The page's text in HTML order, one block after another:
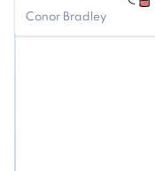
Conor Bradley